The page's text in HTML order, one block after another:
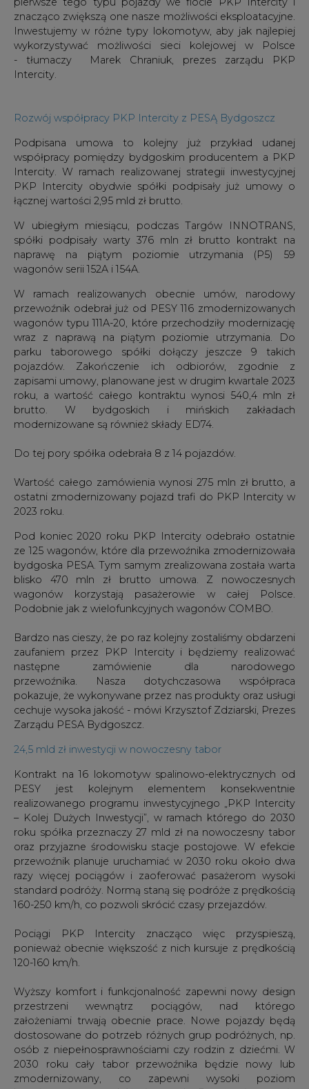
znacząco zwiększą one nasze możliwości eksploatacyjne.
Inwestujemy w różne typy lokomotyw, aby jak najlepiej
wykorzystywać możliwości sieci kolejowej w Polsce
- tłumaczy Marek Chraniuk, prezes zarządu PKP
Intercity.
Rozwój współpracy PKP Intercity z PESĄ Bydgoszcz
Podpisana umowa to kolejny już przykład udanej
współpracy pomiędzy bydgoskim producentem a PKP
Intercity. W ramach realizowanej strategii inwestycyjnej
PKP Intercity obydwie spółki podpisały już umowy o
łącznej wartości 2,95 mld zł brutto.
W ubiegłym miesiącu, podczas Targów INNOTRANS,
spółki podpisały warty 376 mln zł brutto kontrakt na
naprawę na piątym poziomie utrzymania (P5) 59
wagonów serii 152A i 154A.
W ramach realizowanych obecnie umów, narodowy
przewoźnik odebrał już od PESY 116 zmodernizowanych
wagonów typu 111A-20, które przechodziły modernizację
wraz z naprawą na piątym poziomie utrzymania. Do
parku taborowego spółki dołączy jeszcze 9 takich
pojazdów. Zakończenie ich odbiorów, zgodnie z
zapisami umowy, planowane jest w drugim kwartale 2023
roku, a wartość całego kontraktu wynosi 540,4 mln zł
brutto. W bydgoskich i mińskich zakładach
modernizowane są również składy ED74.
Do tej pory spółka odebrała 8 z 14 pojazdów.
Wartość całego zamówienia wynosi 275 mln zł brutto, a
ostatni zmodernizowany pojazd trafi do PKP Intercity w
2023 roku.
Pod koniec 2020 roku PKP Intercity odebrało ostatnie
ze 125 wagonów, które dla przewoźnika zmodernizowała
bydgoska PESA. Tym samym zrealizowana została warta
blisko 470 mln zł brutto umowa. Z nowoczesnych
wagonów korzystają pasażerowie w całej Polsce.
Podobnie jak z wielofunkcyjnych wagonów COMBO.
Bardzo nas cieszy, że po raz kolejny zostaliśmy obdarzeni
zaufaniem przez PKP Intercity i będziemy realizować
następne zamówienie dla narodowego
przewoźnika. Nasza dotychczasowa współpraca
pokazuje, że wykonywane przez nas produkty oraz usługi
cechuje wysoka jakość - mówi Krzysztof Zdziarski, Prezes
Zarządu PESA Bydgoszcz.
24,5 mld zł inwestycji w nowoczesny tabor
Kontrakt na 16 lokomotyw spalinowo-elektrycznych od
PESY jest kolejnym elementem konsekwentnie
realizowanego programu inwestycyjnego „PKP Intercity
– Kolej Dużych Inwestycji”, w ramach którego do 2030
roku spółka przeznaczy 27 mld zł na nowoczesny tabor
oraz przyjazne środowisku stacje postojowe. W efekcie
przewoźnik planuje uruchamiać w 2030 roku około dwa
razy więcej pociągów i zaoferować pasażerom wysoki
standard podróży. Normą staną się podróże z prędkością
160-250 km/h, co pozwoli skrócić czasy przejazdów.
Pociągi PKP Intercity znacząco więc przyspieszą,
ponieważ obecnie większość z nich kursuje z prędkością
120-160 km/h.
Wyższy komfort i funkcjonalność zapewni nowy design
przestrzeni wewnątrz pociągów, nad którego
założeniami trwają obecnie prace. Nowe pojazdy będą
dostosowane do potrzeb różnych grup podróżnych, np.
osób z niepełnosprawnościami czy rodzin z dziećmi. W
2030 roku cały tabor przewoźnika będzie nowy lub
zmodernizowany, co zapewni wysoki poziom